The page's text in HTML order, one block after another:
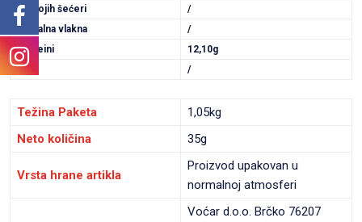
Od kojih šećeri
/
Dijetalna vlakna
/
Proteini
12,10g
Sol
/
Težina Paketa
1,05kg
Neto količina
35g
Vrsta hrane artikla
Proizvod upakovan u
normalnoj atmosferi
Voćar d.o.o. Brčko 76207